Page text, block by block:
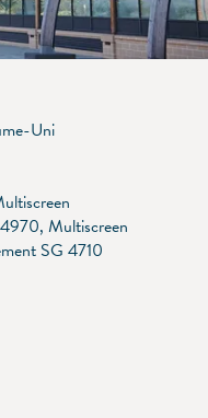
Uni
Multiscreen
SG 4710